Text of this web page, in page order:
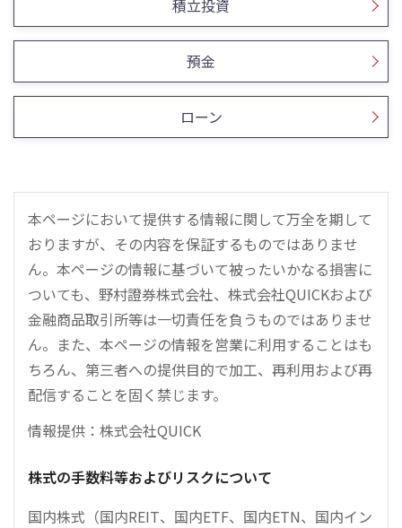
積立投資
預金
ローン
本ページにおいて提供する情報に関して万全を期して
おりますが、その内容を保証するものではありませ
ん。本ページの情報に基づいて被ったいかなる損害に
ついても、野村證券株式会社、株式会社QUICKおよび
金融商品取引所等は一切責任を負うものではありませ
ん。また、本ページの情報を営業に利用することはも
ちろん、第三者への提供目的で加工、再利用および再
配信することを固く禁じます。
情報提供：株式会社QUICK
株式の手数料等およびリスクについて
国内株式（国内REIT、国内ETF、国内ETN、国内イン